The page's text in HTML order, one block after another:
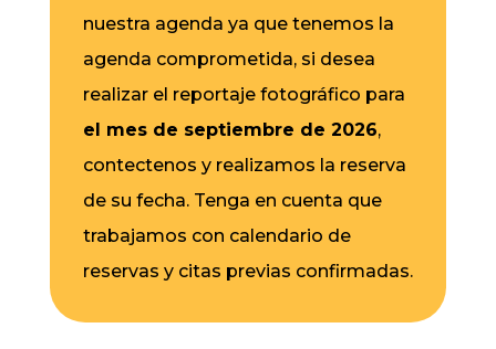
nuestra agenda ya que tenemos la
agenda comprometida, si desea
realizar el reportaje fotográfico para
el mes de septiembre de 2026,
contectenos y realizamos la reserva
de su fecha. Tenga en cuenta que
trabajamos con calendario de
reservas y citas previas confirmadas.